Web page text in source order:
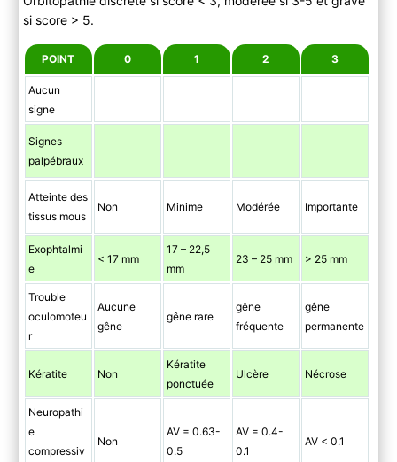
si score > 5.
POINT 0 1 2 3
Aucun
signe
Signes
palpébraux
Atteinte des
tissus mous
Non Minime Modérée Importante
Exophtalmi
e
< 17 mm
17 – 22,5
mm
23 – 25 mm > 25 mm
Trouble
oculomoteu
r
Aucune
gêne
gêne rare
gêne
fréquente
gêne
permanente
Kératite Non
Kératite
ponctuée
Ulcère Nécrose
Neuropathi
e
compressiv
Non
AV = 0.63-
0.5
AV = 0.4-
0.1
AV < 0.1